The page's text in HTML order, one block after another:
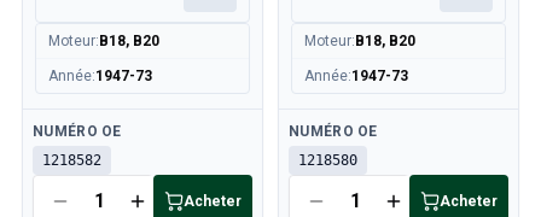
Moteur: B18, B20
Année:1947-73
Disponible
NUMÉRO OE
1218582
Acheter
Moteur: B18, B20
Année:1947-73
Disponible
NUMÉRO OE
1218580
Acheter